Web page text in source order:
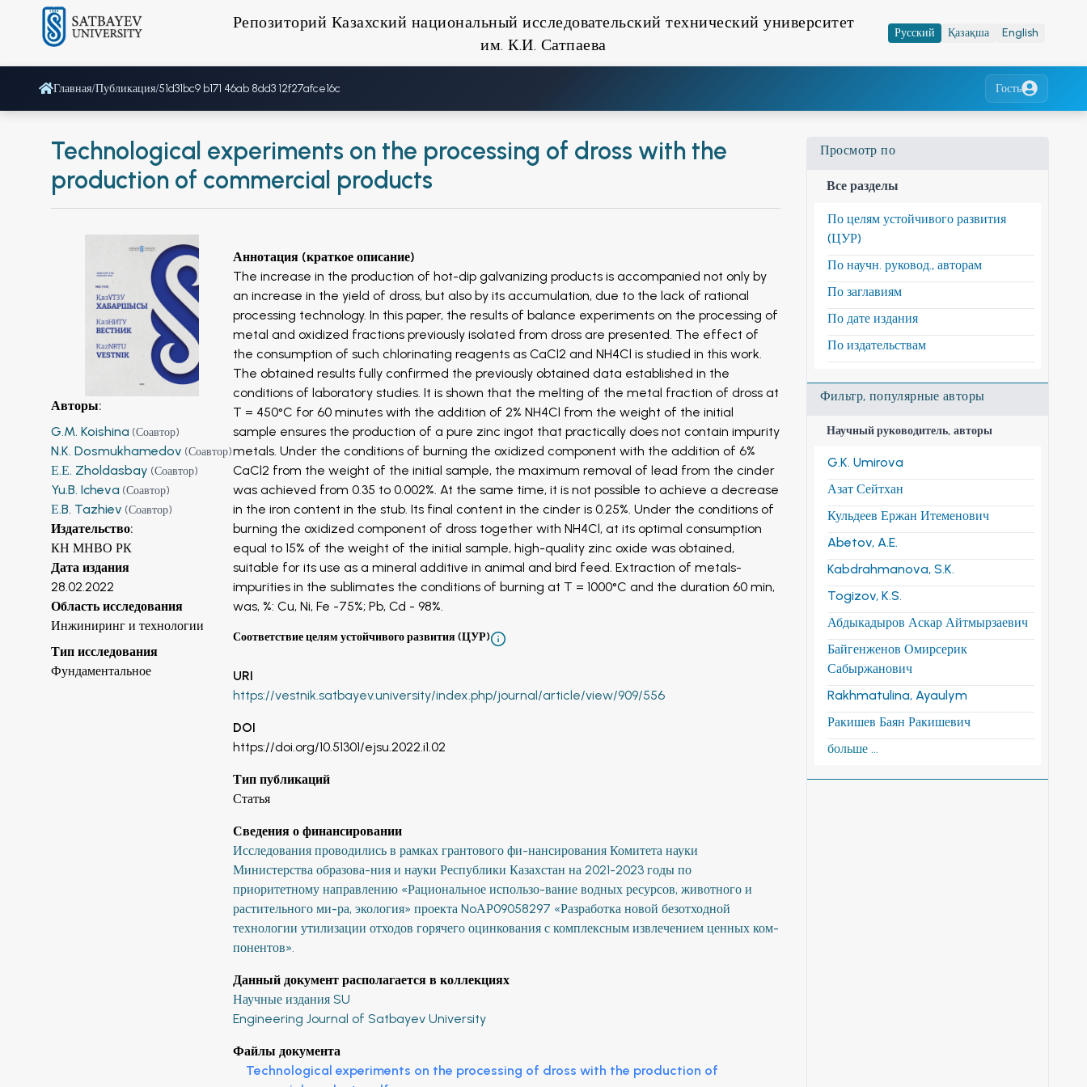
Репозиторий Казахский национальный исследовательский технический университет
им. К.И. Сатпаева
Русский Қазақша English
Главная/Публикация/51d31bc9 b171 46ab 8dd3 12f27afce16c Гость
Technological experiments on the processing of dross with the
production of commercial products
Авторы:
G.M. Koishina (Соавтор)
N.K. Dosmukhamedov (Соавтор)
Е.Е. Zholdasbay (Соавтор)
Yu.B. Icheva (Соавтор)
Е.B. Tazhiev (Соавтор)
Издательство:
КН МНВО РК
Дата издания
28.02.2022
Область исследования
Инжиниринг и технологии
Тип исследования
Фундаментальное
Аннотация (краткое описание)
The increase in the production of hot-dip galvanizing products is accompanied not only by
an increase in the yield of dross, but also by its accumulation, due to the lack of rational
processing technology. In this paper, the results of balance experiments on the processing of
metal and oxidized fractions previously isolated from dross are presented. The effect of
the consumption of such chlorinating reagents as CaCl2 and NH4Cl is studied in this work.
The obtained results fully confirmed the previously obtained data established in the
conditions of laboratory studies. It is shown that the melting of the metal fraction of dross at
T = 450°C for 60 minutes with the addition of 2% NH4Cl from the weight of the initial
sample ensures the production of a pure zinc ingot that practically does not contain impurity
metals. Under the conditions of burning the oxidized component with the addition of 6%
CaCl2 from the weight of the initial sample, the maximum removal of lead from the cinder
was achieved from 0.35 to 0.002%. At the same time, it is not possible to achieve a decrease
in the iron content in the stub. Its final content in the cinder is 0.25%. Under the conditions of
burning the oxidized component of dross together with NH4Cl, at its optimal consumption
equal to 15% of the weight of the initial sample, high-quality zinc oxide was obtained,
suitable for its use as a mineral additive in animal and bird feed. Extraction of metals-
impurities in the sublimates the conditions of burning at T = 1000°C and the duration 60 min,
was, %: Cu, Ni, Fe -75%; Pb, Cd - 98%.
Соответствие целям устойчивого развития (ЦУР)
URI
https://vestnik.satbayev.university/index.php/journal/article/view/909/556
DOI
https://doi.org/10.51301/ejsu.2022.i1.02
Тип публикаций
Статья
Сведения о финансировании
Исследования проводились в рамках грантового фи-нансирования Комитета науки
Министерства образова-ния и науки Республики Казахстан на 2021-2023 годы по
приоритетному направлению «Рациональное использо-вание водных ресурсов, животного и
растительного ми-ра, экология» проекта NoАР09058297 «Разработка новой безотходной
технологии утилизации отходов горячего оцинкования с комплексным извлечением ценных ком-
понентов».
Данный документ располагается в коллекциях
Научные издания SU
Engineering Journal of Satbayev University
Файлы документа
Technological experiments on the processing of dross with the production of
Просмотр по
Все разделы
По целям устойчивого развития
(ЦУР)
По научн. руковод., авторам
По заглавиям
По дате издания
По издательствам
Фильтр, популярные авторы
Научный руководитель, авторы
G.K. Umirova
Азат Сейтхан
Кульдеев Ержан Итеменович
Abetov, A.E.
Kabdrahmanova, S.K.
Togizov, K.S.
Абдыкадыров Аскар Айтмырзаевич
Байгенженов Омирсерик
Сабыржанович
Rakhmatulina, Ayaulym
Ракишев Баян Ракишевич
больше ...